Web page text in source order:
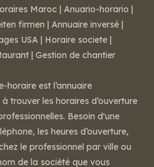
Maroc | Anuario-horario |
firmen | Annuaire inversé |
USA | Horaire societe |
| Gestion de chantier
horaire est l’annuaire
trouver les horaires d’ouverture
Besoin d'une
les heures d’ouverture,
le professionnel par ville ou
de la société que vous